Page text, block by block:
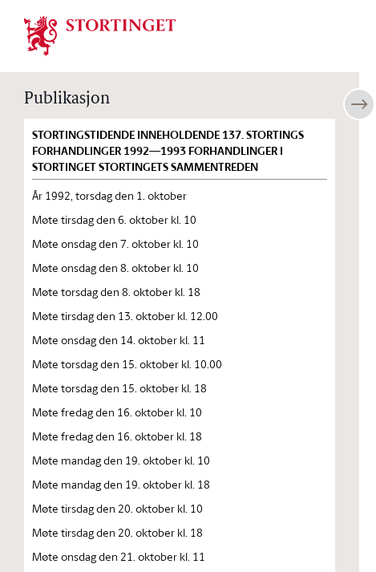
Stortinget.no
Publikasjon
STORTINGSTIDENDE INNEHOLDENDE 137. STORTINGS
FORHANDLINGER 1992—1993 FORHANDLINGER I
STORTINGET STORTINGETS SAMMENTREDEN
År 1992, torsdag den 1. oktober
Møte tirsdag den 6. oktober kl. 10
Møte onsdag den 7. oktober kl. 10
Møte onsdag den 8. oktober kl. 10
Møte torsdag den 8. oktober kl. 18
Møte tirsdag den 13. oktober kl. 12.00
Møte onsdag den 14. oktober kl. 11
Møte torsdag den 15. oktober kl. 10.00
Møte torsdag den 15. oktober kl. 18
Møte fredag den 16. oktober kl. 10
Møte fredag den 16. oktober kl. 18
Møte mandag den 19. oktober kl. 10
Møte mandag den 19. oktober kl. 18
Møte tirsdag den 20. oktober kl. 10
Møte tirsdag den 20. oktober kl. 18
Møte onsdag den 21. oktober kl. 11